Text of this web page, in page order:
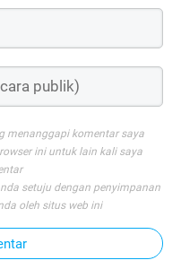
menanggapi komentar saya
ini untuk lain kali saya
setuju dengan penyimpanan
oleh situs web ini